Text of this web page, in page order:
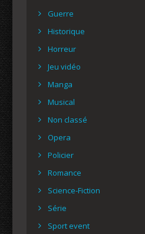
Guerre
Historique
Horreur
Jeu vidéo
Manga
Musical
Non classé
Opera
Policier
Romance
Science-Fiction
Série
Sport event